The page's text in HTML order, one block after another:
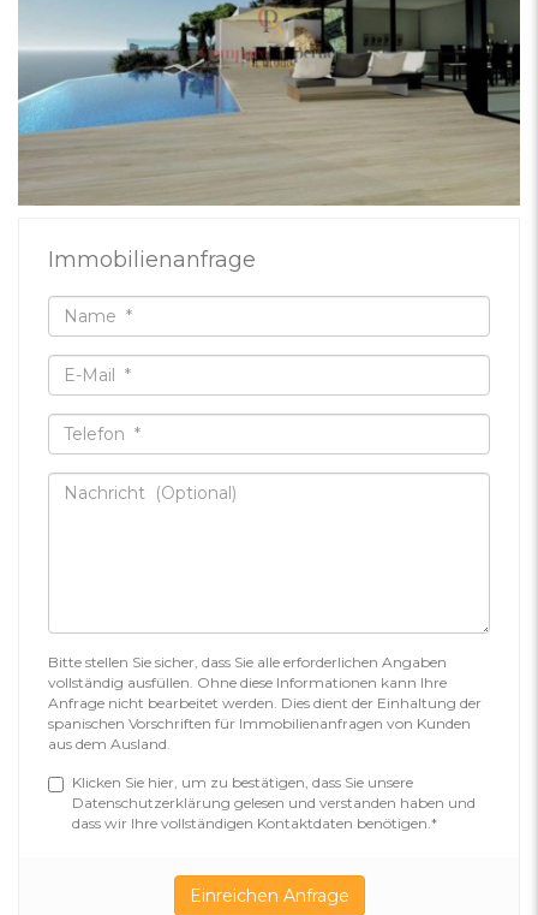
Immobilienanfrage
Bitte stellen Sie sicher, dass Sie alle erforderlichen Angaben
vollständig ausfüllen. Ohne diese Informationen kann Ihre
Anfrage nicht bearbeitet werden. Dies dient der Einhaltung der
spanischen Vorschriften für Immobilienanfragen von Kunden
aus dem Ausland.
Klicken Sie hier, um zu bestätigen, dass Sie unsere
Datenschutzerklärung gelesen und verstanden haben und
dass wir Ihre vollständigen Kontaktdaten benötigen.*